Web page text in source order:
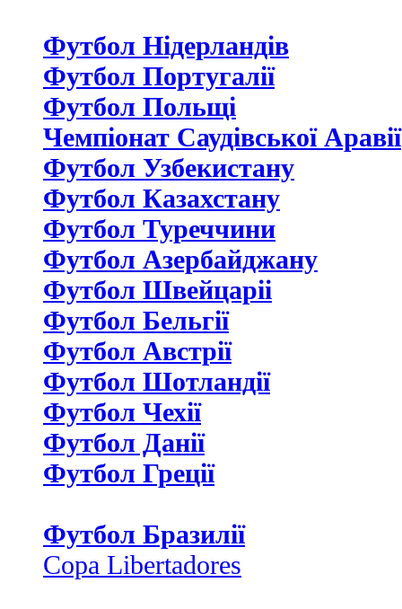
Футбол Нідерландiв
Футбол Португалії
Футбол Польщі
Чемпіонат Саудівської Аравії
Футбол Узбекистану
Футбол Казахстану
Футбол Туреччини
Футбол Азербайджану
Футбол Швейцаріі
Футбол Бельгії
Футбол Австрії
Футбол Шотландії
Футбол Чехії
Футбол Данії
Футбол Греції
Футбол Бразилії
Copa Libertadores